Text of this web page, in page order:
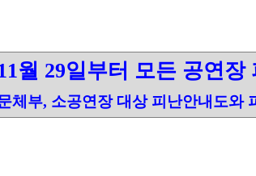
월 29일부터 모든 공연장
체부, 소공연장 대상 피난안내도와